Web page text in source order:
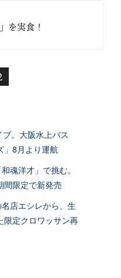
を実食！
。大阪水上バス
」8月より運航
魂洋才」で挑む。
間限定で新発売
店エシレから、生
限定クロワッサン再